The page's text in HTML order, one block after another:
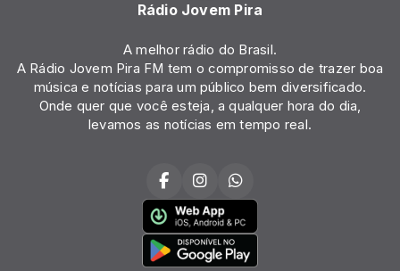
Rádio Jovem Pira
A melhor rádio do Brasil.
A Rádio Jovem Pira FM tem o compromisso de trazer boa
música e notícias para um público bem diversificado.
Onde quer que você esteja, a qualquer hora do dia,
levamos as notícias em tempo real.